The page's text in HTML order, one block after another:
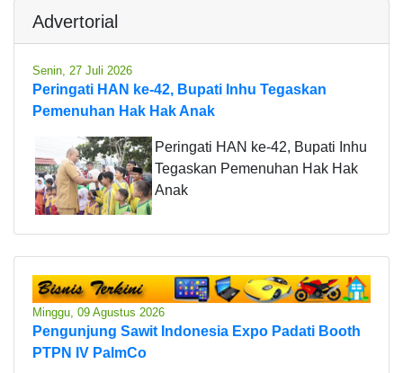
Advertorial
Senin, 27 Juli 2026
Peringati HAN ke-42, Bupati Inhu Tegaskan
Pemenuhan Hak Hak Anak
Peringati HAN ke-42, Bupati Inhu
Tegaskan Pemenuhan Hak Hak
Anak
Minggu, 09 Agustus 2026
Pengunjung Sawit Indonesia Expo Padati Booth
PTPN IV PalmCo